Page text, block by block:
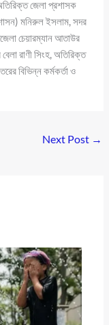
জেলা প্রশাসক
মনিরুল ইসলাম, সদর
চেয়ারম্যান আতাউর
রাণী সিংহ, অতিরিক্ত
বিভিন্ন কর্মকর্তা ও
Next Post →